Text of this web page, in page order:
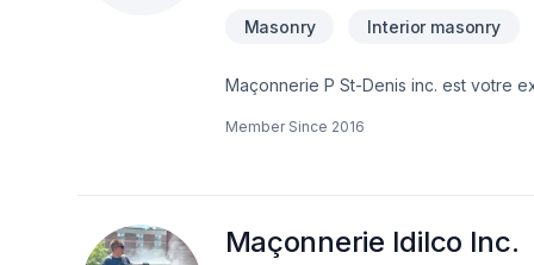
Masonry Interior masonry
Maçonnerie P St-Denis inc. est votre
notre approche centrée sur le client,
Member Since 2016
Maçonnerie Idilco Inc.